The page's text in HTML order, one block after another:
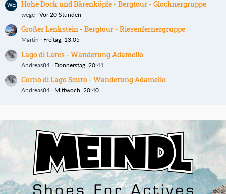
Hohe Dock und Bärenköpfe - Bergtour - Glocknergruppe
wege Vor 20 Stunden
Großer Lenkstein - Bergtour - Riesenfernergruppe
Martin Freitag, 13:05
Lago di Lares - Wanderung Adamello
Andreas84 Donnerstag, 20:41
Corno di Lago Scuro - Wanderung Adamello
Andreas84 Mittwoch, 20:40